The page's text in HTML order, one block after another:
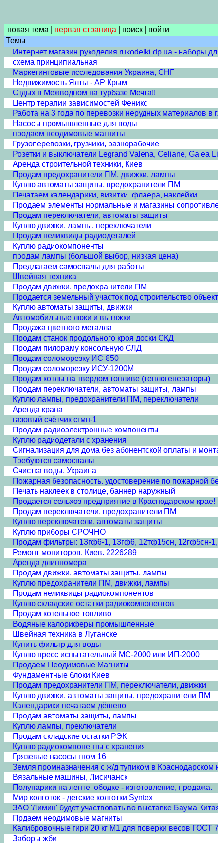
новая тема первая страница поиск войти
Темы
Интернет магазин рукоделия rukodelki.dp.ua - наборы
схема принципиальная
Маркетинговые исследования Украина, СНГ
Недвижимость Ялты - АР Крым
Отдых в Межводном на турбазе Мечта!!
Центр терапии зависимостей Феникс
Работа на 3 года по перевозки нерудных материалов в
Насосы промышленные для воды
продаем неодимовые магниты
Грузоперевозки, грузчики, разнорабочие
Розетки и выключатели Legrand Valena, Celiane, Galea
Аренда строительной техники, Киев
Продам предохранители ПМ, движки, лампы
Куплю автоматы защиты, предохранители ПМ
Печатаем календарики, визитки, флаера, наклейки...
Продаем элементы нормальные и магазины
Продам переключатели, автоматы защиты
Куплю движки, лампы, переключатели
Продам неликвиды радиодеталей
Куплю радиокомпоненты
продам лампы (большой выбор, низкая цена)
Предлагаем самосвалы для работы
Швейная техника
Продам движки, предохранители ПМ
Продается земельный участок под строительство
Куплю автоматы защиты, движки
Автомобильные люки и вытяжки
Продажа цветного металла
Продам станок продольного кроя доски СКД
Продам пилораму консольную СЛД
Продам соломорезку ИС-850
Продам соломорезку ИСУ-1200М
Продам котлы на твердом топливе (теплогенераторы)
Продам переключатели, автоматы защиты, лампы
Куплю лампы, предохранители ПМ, переключатели
Аренда крана
газовый счётчик сгмн-1
Продам радиоэлектронные компоненты
Куплю радиодетали с хранения
Сигнализация для дома без абонентской оплаты и
Требуются самосвалы
Очистка воды, Украина
Пожарная безопасность, удостоверение по пожарной
Печать наклеек в столице, баннер наружный
Продается сельхоз предприятие в Краснодарском крае!
Продам переключатели, предохранители ПМ
Куплю переключатели, автоматы защиты
Куплю приборы СРОЧНО
Продам фильтры: 13гф6-1, 13гф6, 12тф15сн, 12гф5сн-
Ремонт мониторов. Киев. 2226289
Аренда длинномера
Продам движки, автоматы защиты, лампы
Куплю предохранители ПМ, движки, лампы
Продам неликвиды радиокомпонентов
Куплю складские остатки радиокомпонентов
Продам котельное топливо
Водяные калориферы промышленные
Швейная техника в Луганске
Купить фильтр для воды
Куплю пресс испытательный МС-2000 или ИП-2000
Продаем Неодимовые Магниты
Фундаментные блоки Киев
Продам предохранители ПМ, переключатели, движки
Куплю движки, автоматы защиты, предохранители ПМ
Календарики печатаем дёшево
Продам автоматы защиты, лампы
Куплю лампы, преключатели
Продам складские остатки РЭК
Куплю радиокомпоненты с хранения
Грязевые насосы гном 16
Земля промназначения с ж/д тупиком в Краснодарском
Вязальные машины, Лисичанск
Полупарики на ленте, ободке - изготовление, продажа.
Мир колготок - детские колготки Syntex
ЗАО 'Лимин' будет участвовать во выставке Баума
Прдаем неодимовые магниты
Калибровочные гири 20 кг М1 для поверки весов ГОСТ
Заборы жби